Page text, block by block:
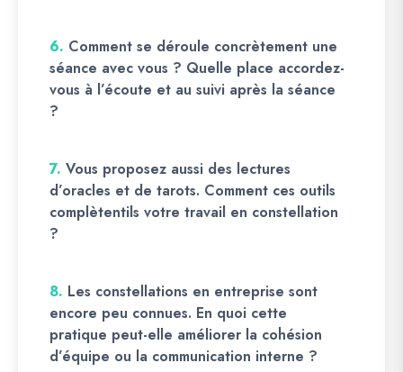
6. Comment se déroule concrètement une
séance avec vous ? Quelle place accordez-
vous à l’écoute et au suivi après la séance
?
7. Vous proposez aussi des lectures
d’oracles et de tarots. Comment ces outils
complètentils votre travail en constellation
?
8. Les constellations en entreprise sont
encore peu connues. En quoi cette
pratique peut-elle améliorer la cohésion
d’équipe ou la communication interne ?